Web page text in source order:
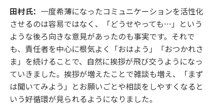
田村氏： 一度希薄になったコミュニケーションを活性化
させるのは容易ではなく、「どうせやっても…」という
ような後ろ向きな意見があったのも事実です。それで
も、責任者を中心に根気よく「おはよう」「おつかれさ
ま」を続けることで、自然に挨拶が飛び交うようになっ
ていきました。挨拶が増えたことで雑談も増え、「まず
は聞いてみよう」とお願いごとや相談をしやすくなると
いう好循環が見られるようになりました。